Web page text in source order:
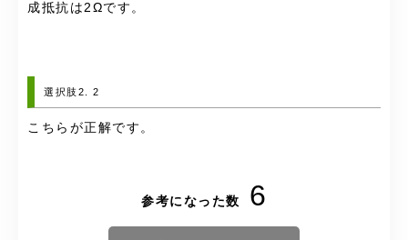
成抵抗は2Ωです。
選択肢2. 2
こちらが正解です。
参考になった数 6